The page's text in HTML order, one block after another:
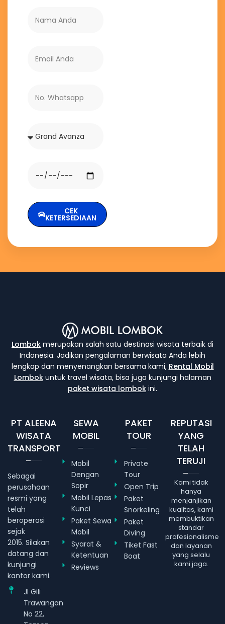
CEK
KETERSEDIAAN
Lombok merupakan salah satu destinasi wisata terbaik di
Indonesia. Jadikan pengalaman berwisata Anda lebih
lengkap dan menyenangkan bersama kami, Rental Mobil
Lombokuntuk travel wisata, bisa juga kunjungi halaman
paket wisata lombok ini.
PT ALEENA
WISATA
TRANSPORT
Sebagai
perusahaan
resmi yang
telah
beroperasi
sejak
2015. Silakan
datang dan
kunjungi
kantor kami.
Jl Gili
Trawangan
No 22,
SEWA
MOBIL
Mobil
Dengan
Sopir
Mobil Lepas
Kunci
Paket Sewa
Mobil
Syarat &
Ketentuan
Reviews
PAKET
TOUR
Private
Tour
Open Trip
Paket
Snorkeling
Paket
Diving
Tiket Fast
Boat
REPUTASI
YANG
TELAH
TERUJI
Kami tidak
hanya
menjanjikan
kualitas, kami
membuktikan
standar
profesionalisme
dan layanan
yang selalu
kami jaga.